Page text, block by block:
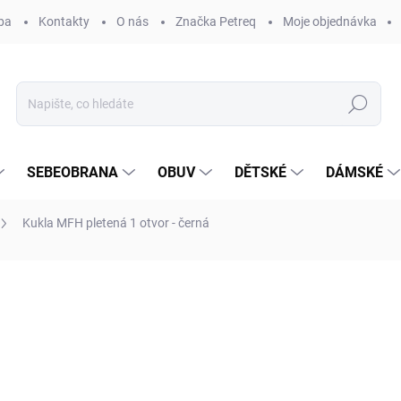
Kontakty O nás Značka Petreq Moje objednávka
Hledat
SEBEOBRANA OBUV DĚTSKÉ DÁMSKÉ
Kukla MFH pletená 1 otvor - černá